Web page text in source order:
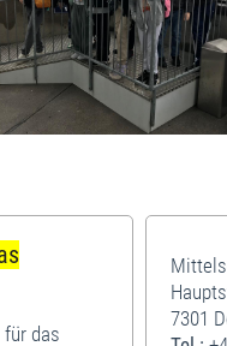
für das
7301